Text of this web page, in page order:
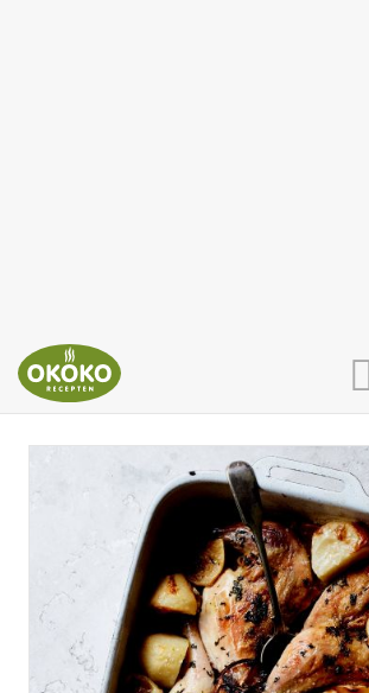
HOME
RECEPTEN
WEEKMENU'S